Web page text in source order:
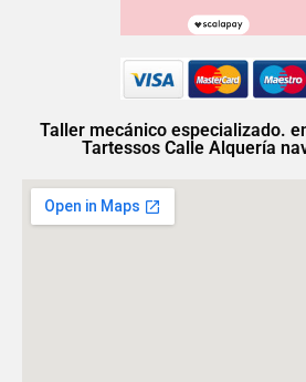
Taller mecánico especializado.
Tartessos Calle Alquería